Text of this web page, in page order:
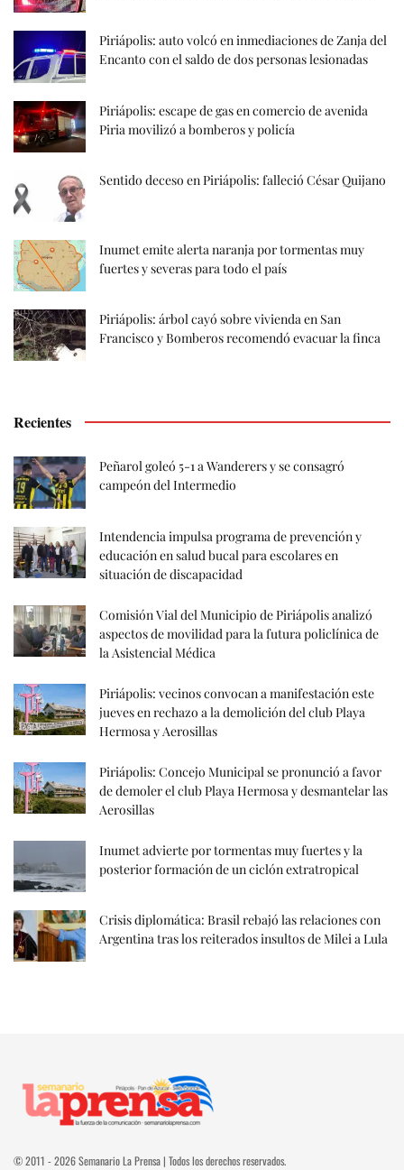
Piriápolis: auto volcó en inmediaciones de Zanja del
Encanto con el saldo de dos personas lesionadas
Piriápolis: escape de gas en comercio de avenida
Piria movilizó a bomberos y policía
Sentido deceso en Piriápolis: falleció César Quijano
Inumet emite alerta naranja por tormentas muy
fuertes y severas para todo el país
Piriápolis: árbol cayó sobre vivienda en San
Francisco y Bomberos recomendó evacuar la finca
Recientes
Peñarol goleó 5-1 a Wanderers y se consagró
campeón del Intermedio
Intendencia impulsa programa de prevención y
educación en salud bucal para escolares en
situación de discapacidad
Comisión Vial del Municipio de Piriápolis analizó
aspectos de movilidad para la futura policlínica de
la Asistencial Médica
Piriápolis: vecinos convocan a manifestación este
jueves en rechazo a la demolición del club Playa
Hermosa y Aerosillas
Piriápolis: Concejo Municipal se pronunció a favor
de demoler el club Playa Hermosa y desmantelar las
Aerosillas
Inumet advierte por tormentas muy fuertes y la
posterior formación de un ciclón extratropical
Crisis diplomática: Brasil rebajó las relaciones con
Argentina tras los reiterados insultos de Milei a Lula
© 2011 - 2026 Semanario La Prensa | Todos los derechos reservados.